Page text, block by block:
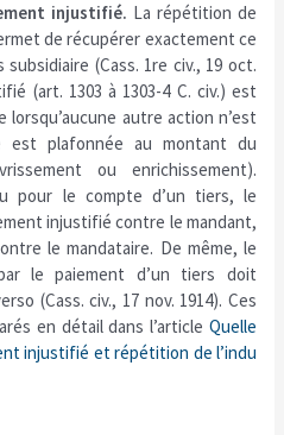
injustifié. La répétition de
de récupérer exactement ce
(Cass. 1re civ., 19 oct.
(art. 1303 à 1303-4 C. civ.) est
autre action n’est
est plafonnée au montant du
ou enrichissement).
pour le compte d’un tiers, le
injustifié contre le mandant,
le mandataire. De même, le
le paiement d’un tiers doit
(Cass. civ., 17 nov. 1914). Ces
en détail dans l’article Quelle
injustifié et répétition de l’indu